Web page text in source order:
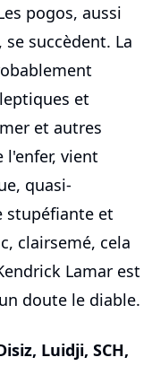
pogos, aussi
succèdent. La
et
et autres
vient
quasi-
stupéfiante et
clairsemé, cela
Lamar est
doute le diable.
Luidji, SCH,